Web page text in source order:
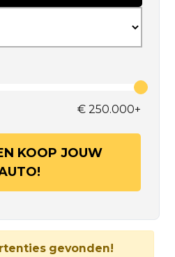
€ 250.000+
KOOP JOUW
gevonden!